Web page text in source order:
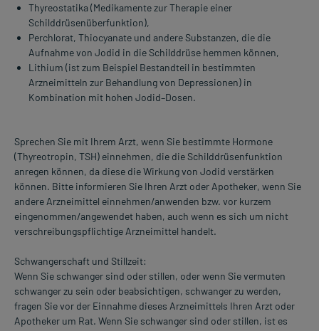
Thyreostatika (Medikamente zur Therapie einer
Schilddrüsenüberfunktion),
Perchlorat, Thiocyanate und andere Substanzen, die die
Aufnahme von Jodid in die Schilddrüse hemmen können,
Lithium (ist zum Beispiel Bestandteil in bestimmten
Arzneimitteln zur Behandlung von Depressionen) in
Kombination mit hohen Jodid–Dosen.
Sprechen Sie mit Ihrem Arzt, wenn Sie bestimmte Hormone
(Thyreotropin, TSH) einnehmen, die die Schilddrüsenfunktion
anregen können, da diese die Wirkung von Jodid verstärken
können. Bitte informieren Sie Ihren Arzt oder Apotheker, wenn Sie
andere Arzneimittel einnehmen/anwenden bzw. vor kurzem
eingenommen/angewendet haben, auch wenn es sich um nicht
verschreibungspflichtige Arzneimittel handelt.
Schwangerschaft und Stillzeit:
Wenn Sie schwanger sind oder stillen, oder wenn Sie vermuten
schwanger zu sein oder beabsichtigen, schwanger zu werden,
fragen Sie vor der Einnahme dieses Arzneimittels Ihren Arzt oder
Apotheker um Rat. Wenn Sie schwanger sind oder stillen, ist es